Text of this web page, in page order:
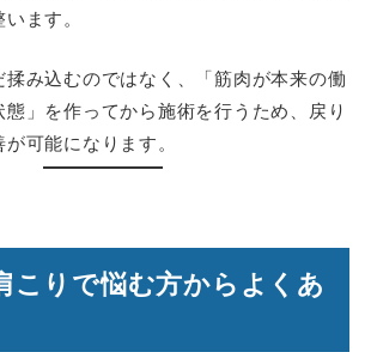
ます。
み込むのではなく、「筋肉が本来の働
態」を作ってから施術を行うため、戻り
可能になります。
こりで悩む方からよくあ